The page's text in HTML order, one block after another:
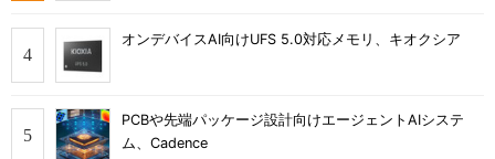
オンデバイスAI向けUFS 5.0対応メモリ、キオクシア
PCBや先端パッケージ設計向けエージェントAIシステ
ム、Cadence